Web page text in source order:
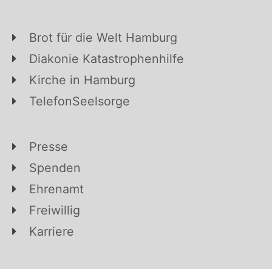
Brot für die Welt Hamburg
Diakonie Katastrophenhilfe
Kirche in Hamburg
TelefonSeelsorge
Presse
Spenden
Ehrenamt
Freiwillig
Karriere